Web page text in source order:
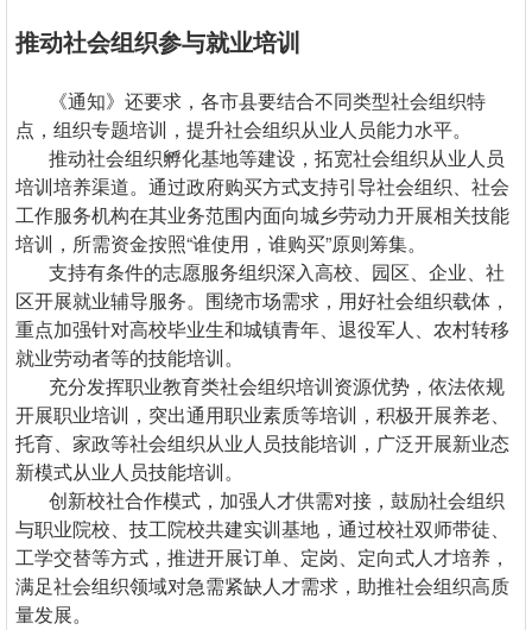
推动社会组织参与就业培训
《通知》还要求，各市县要结合不同类型社会组织特
点，组织专题培训，提升社会组织从业人员能力水平。
推动社会组织孵化基地等建设，拓宽社会组织从业人员
培训培养渠道。通过政府购买方式支持引导社会组织、社会
工作服务机构在其业务范围内面向城乡劳动力开展相关技能
培训，所需资金按照“谁使用，谁购买”原则筹集。
支持有条件的志愿服务组织深入高校、园区、企业、社
区开展就业辅导服务。围绕市场需求，用好社会组织载体，
重点加强针对高校毕业生和城镇青年、退役军人、农村转移
就业劳动者等的技能培训。
充分发挥职业教育类社会组织培训资源优势，依法依规
开展职业培训，突出通用职业素质等培训，积极开展养老、
托育、家政等社会组织从业人员技能培训，广泛开展新业态
新模式从业人员技能培训。
创新校社合作模式，加强人才供需对接，鼓励社会组织
与职业院校、技工院校共建实训基地，通过校社双师带徒、
工学交替等方式，推进开展订单、定岗、定向式人才培养，
满足社会组织领域对急需紧缺人才需求，助推社会组织高质
量发展。